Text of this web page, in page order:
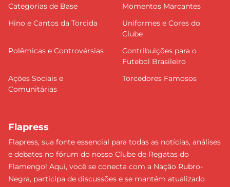
Categorias de Base
Momentos Marcantes
Hino e Cantos da Torcida
Uniformes e Cores do
Clube
Polêmicas e Controvérsias
Contribuições para o
Futebol Brasileiro
Ações Sociais e
Comunitárias
Torcedores Famosos
Flapress
Flapress, sua fonte essencial para todas as notícias, análises
e debates no fórum do nosso Clube de Regatas do
Flamengo! Aqui, você se conecta com a Nação Rubro-
Negra, participa de discussões e se mantém atualizado